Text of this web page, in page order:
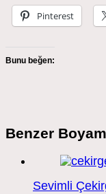
Pinterest
Bunu beğen:
Benzer
Sevimli